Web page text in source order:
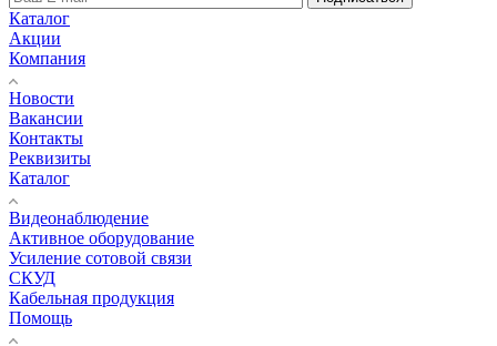
Каталог
Акции
Компания
Новости
Вакансии
Контакты
Реквизиты
Каталог
Видеонаблюдение
Активное оборудование
Усиление сотовой связи
СКУД
Кабельная продукция
Помощь